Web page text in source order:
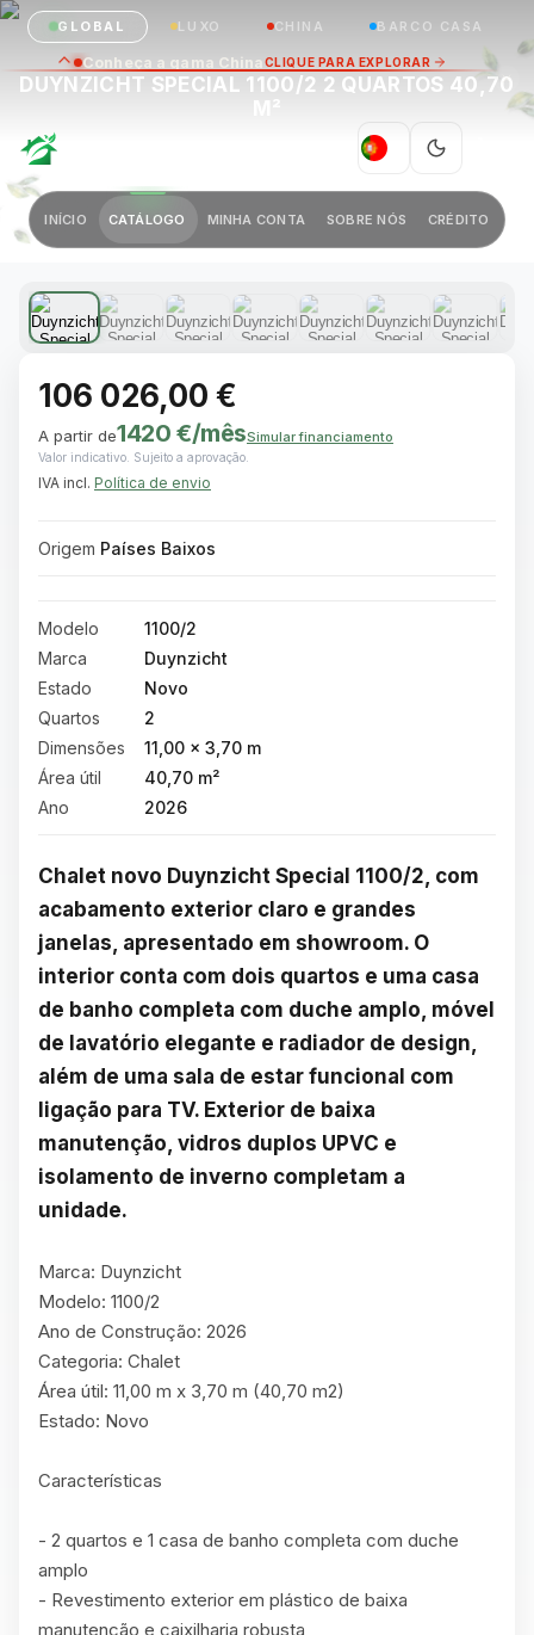
GLOBAL LUXO CHINA BARCO CASA
PT
INÍCIO CATÁLOGO MINHA CONTA SOBRE NÓS CRÉDITO
DUYNZICHT SPECIAL 1100/2 2 QUARTOS 40,70
1 / 10
106 026,00 €
A partir de1420 €/mêsSimular financiamento
Valor indicativo. Sujeito a aprovação.
IVA incl. Política de envio
Origem Países Baixos
Modelo
1100/2
Marca
Duynzicht
Estado
Novo
Quartos
2
Dimensões
11,00 × 3,70 m
Área útil
40,70 m²
Ano
2026
Chalet novo Duynzicht Special 1100/2, com
acabamento exterior claro e grandes
janelas, apresentado em showroom. O
interior conta com dois quartos e uma casa
de banho completa com duche amplo, móvel
de lavatório elegante e radiador de design,
além de uma sala de estar funcional com
ligação para TV. Exterior de baixa
manutenção, vidros duplos UPVC e
isolamento de inverno completam a
unidade.
Marca: Duynzicht
Modelo: 1100/2
Ano de Construção: 2026
Categoria: Chalet
Área útil: 11,00 m x 3,70 m (40,70 m2)
Estado: Novo
Características
- 2 quartos e 1 casa de banho completa com duche
amplo
- Revestimento exterior em plástico de baixa
manutenção e caixilharia robusta
Conheça a gama ChinaCLIQUE PARA EXPLORAR